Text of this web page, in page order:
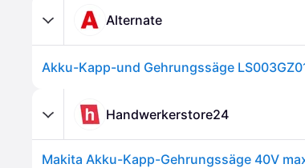
Alternate
Handwerkerstore24